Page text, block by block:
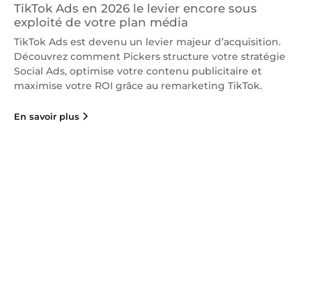
TikTok Ads en 2026 le levier encore sous
exploité de votre plan média
TikTok Ads est devenu un levier majeur d’acquisition.
Découvrez comment Pickers structure votre stratégie
Social Ads, optimise votre contenu publicitaire et
maximise votre ROI grâce au remarketing TikTok.
En savoir plus